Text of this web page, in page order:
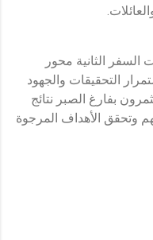
الثانية محور
التحقيقات والجهود
بفارغ الصبر نتائج
وتحقق الأهداف المرجوة